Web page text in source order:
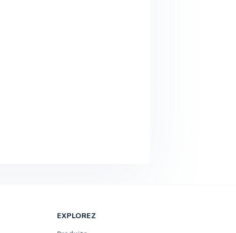
EXPLOREZ